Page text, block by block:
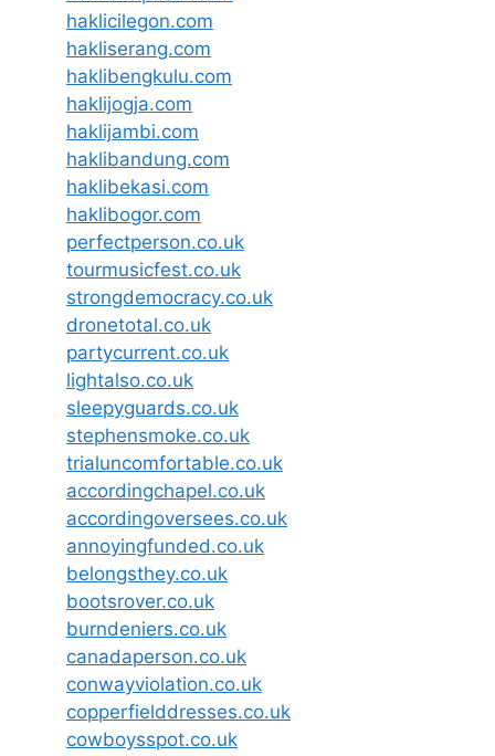
haklicilegon.com
hakliserang.com
haklibengkulu.com
haklijogja.com
haklijambi.com
haklibandung.com
haklibekasi.com
haklibogor.com
perfectperson.co.uk
tourmusicfest.co.uk
strongdemocracy.co.uk
dronetotal.co.uk
partycurrent.co.uk
lightalso.co.uk
sleepyguards.co.uk
stephensmoke.co.uk
trialuncomfortable.co.uk
accordingchapel.co.uk
accordingoversees.co.uk
annoyingfunded.co.uk
belongsthey.co.uk
bootsrover.co.uk
burndeniers.co.uk
canadaperson.co.uk
conwayviolation.co.uk
copperfielddresses.co.uk
cowboysspot.co.uk